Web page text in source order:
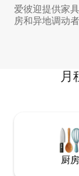
爱彼迎提供家
房和异地调动者
月
厨房